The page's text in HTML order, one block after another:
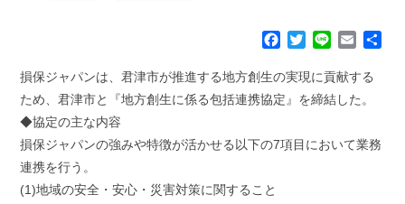
c
e
o
T
i
t
t
r
n
e
E
a
損保ジャパンは、君津市が推進する地方創生の実現に貢献する
ため、君津市と『地方創生に係る包括連携協定』を締結した。
◆協定の主な内容
損保ジャパンの強みや特徴が活かせる以下の7項目において業務
連携を行う。
(1)地域の安全・安心・災害対策に関すること